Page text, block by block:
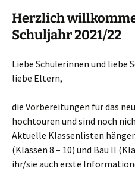
Herzlich
Schuljahr 2021/22
Liebe Schülerinnen und liebe
liebe Eltern,
die Vorbereitungen für das
hochtouren und sind noch
Aktuelle Klassenlisten
(Klassen 8 – 10) und Bau II
ihr/sie auch erste